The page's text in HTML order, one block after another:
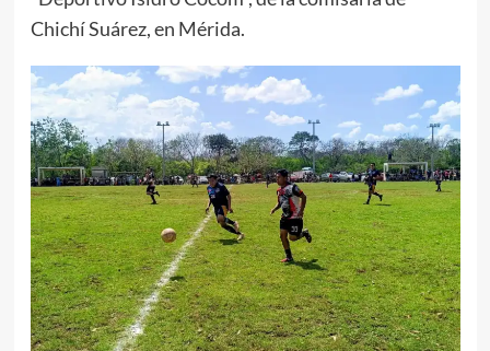
Chichí Suárez, en Mérida.